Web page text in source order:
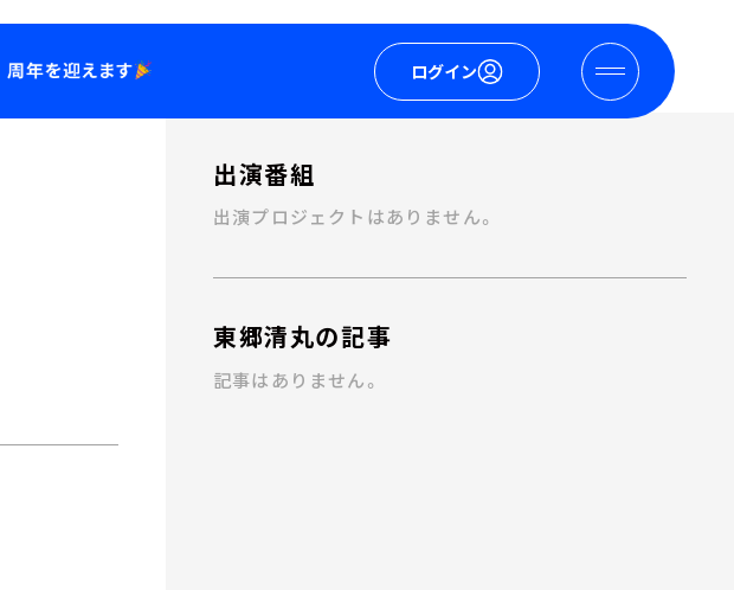
ログイン
出演番組
出演プロジェクトはありません。
東郷清丸の記事
記事はありません。